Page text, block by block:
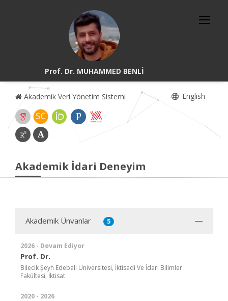
Prof. Dr. MUHAMMED BENLİ
Akademik Veri Yönetim Sistemi English
Akademik İdari Deneyim
Akademik Ünvanlar 5
2026 - Devam Ediyor
Prof. Dr.
Bilecik Şeyh Edebali Üniversitesi, İktisadi Ve İdari Bilimler
Fakültesi, İktisat
2020 - 2026